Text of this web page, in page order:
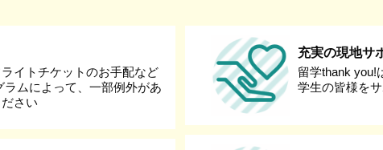
イトチケットのお手配など
ムによって、一部例外があ
さい
充実の現地サ
留学thank you!
学生の皆様を